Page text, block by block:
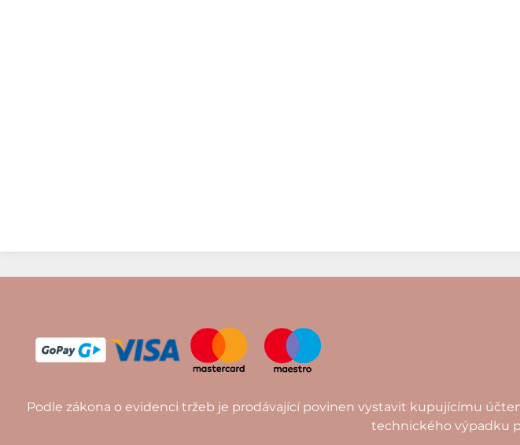
Podle zákona o evidenci tržeb je prodávající povinen vystavit kupujícímu
technického výpadku